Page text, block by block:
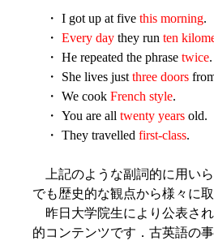
・ I got up at five this morning.
・ Every day they run ten
・ He repeated the phrase twice.
・ She lives just three doors
・ We cook French style.
・ You are all twenty years old.
・ They travelled first-class.
上記のような副詞的に用い
でも歴史的な観点から様々に
昨日大学院生により公表さ
的コンテンツです．古英語の